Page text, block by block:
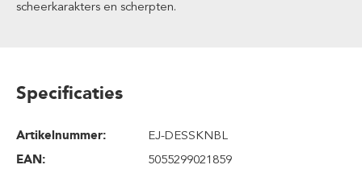
scheerkarakters en scherpten.
Specificaties
Artikelnummer:
EJ-DESSKNBL
EAN:
5055299021859